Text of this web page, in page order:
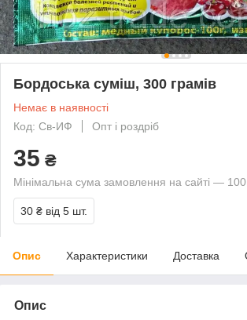
Бордоська суміш, 300 грамів
Немає в наявності
Код: Св-ИФ
Опт і роздріб
35 ₴
Мінімальна сума замовлення на сайті —
30 ₴ від 5 шт.
Опис Характеристики Доставка
Опис